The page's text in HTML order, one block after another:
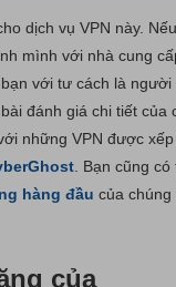
7.4
8.2
trợ 8.4
dịch vụ VPN này.
mình với nhà cung
với tư cách là người
đánh giá chi tiết của
những VPN được
. Bạn cũng
hàng đầu của chúng
của